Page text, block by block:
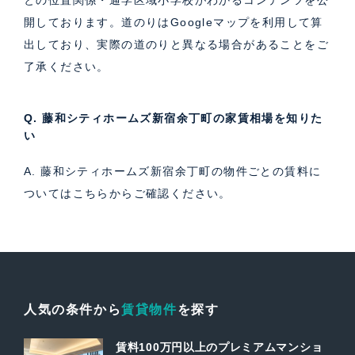
開しております。道のりはGoogleマップを利用して算
出しており、実際の道のりと異なる場合があることをご
了承ください。
Q. 藤和シティホームズ新宿余丁町の家賃相場を知りた
い
A. 藤和シティホームズ新宿余丁町の物件ごとの賃料に
ついては こちら からご確認ください。
人気の条件から賃貸物件を探す
賃料100万円以上のプレミアムマンショ